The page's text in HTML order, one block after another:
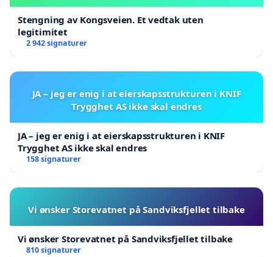
Stengning av Kongsveien. Et vedtak uten
legitimitet
2 942 signaturer
JA – jeg er enig i at eierskapsstrukturen i KNIF
Trygghet AS ikke skal endres
JA – jeg er enig i at eierskapsstrukturen i KNIF
Trygghet AS ikke skal endres
158 signaturer
Vi ønsker Storevatnet på Sandviksfjellet tilbake
Vi ønsker Storevatnet på Sandviksfjellet tilbake
810 signaturer